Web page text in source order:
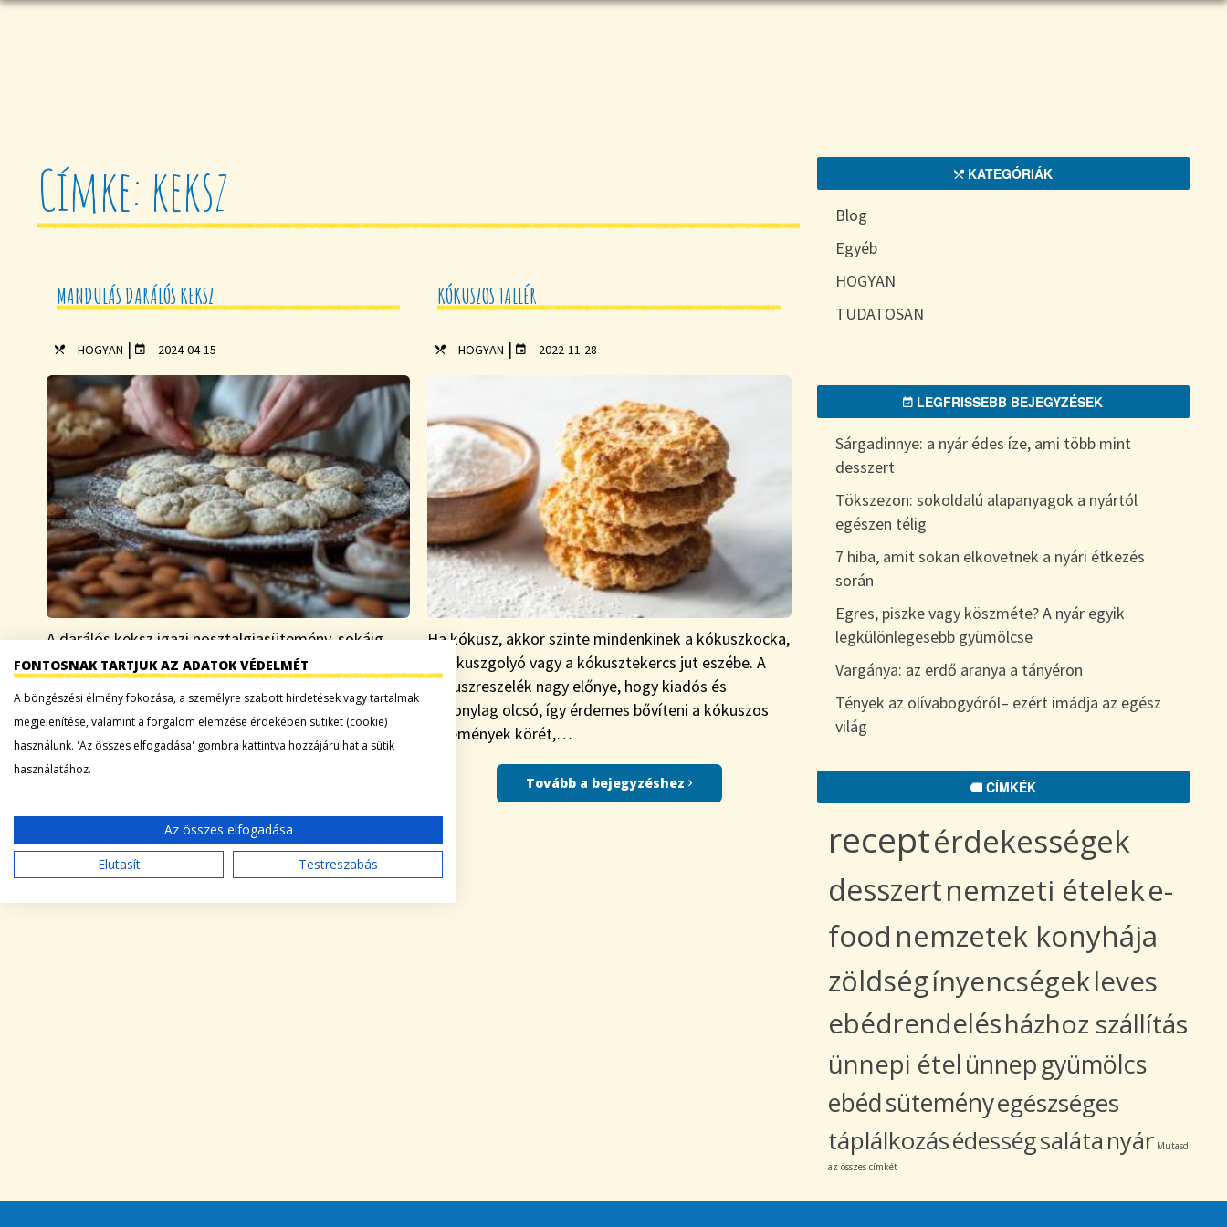
Címke: keksz
MANDULÁS DARÁLÓS KEKSZ
HOGYAN | 2024-04-15
A darálós keksz igazi nosztalgiasütemény, sokáig
állandó szereplője volt a legtöbb családi
eseménynek, esküvőnek, karácsonynak, húsvétnak,
születésnapnak, nagy családi összejövetelnek.
Készült belőle vaníliás és kakaós, néha még csokiba
KÓKUSZOS TALLÉR
HOGYAN | 2022-11-28
Ha kókusz, akkor szinte mindenkinek a kókuszkocka,
a kókuszgolyó vagy a kókusztekercs jut eszébe. A
kókuszreszelék nagy előnye, hogy kiadós és
viszonylag olcsó, így érdemes bővíteni a kókuszos
sütemények körét,…
Tovább a bejegyzéshez
KATEGÓRIÁK
Blog
Egyéb
HOGYAN
TUDATOSAN
LEGFRISSEBB BEJEGYZÉSEK
Sárgadinnye: a nyár édes íze, ami több mint
desszert
Tökszezon: sokoldalú alapanyagok a nyártól
egészen télig
7 hiba, amit sokan elkövetnek a nyári étkezés
során
Egres, piszke vagy köszméte? A nyár egyik
legkülönlegesebb gyümölcse
Vargánya: az erdő aranya a tányéron
Tények az olívabogyóról– ezért imádja az egész
világ
CÍMKÉK
receptérdekességek
desszertnemzeti ételeke-
food nemzetek konyhája
zöldségínyencségekleves
ebédrendelésházhoz szállítás
ünnepi ételünnepgyümölcs
ebédsüteményegészséges
táplálkozásédességsaláta nyár Mutasd
az összes címkét
FONTOSNAK TARTJUK AZ ADATOK VÉDELMÉT
A böngészési élmény fokozása, a személyre szabott hirdetések vagy tartalmak
megjelenítése, valamint a forgalom elemzése érdekében sütiket (cookie)
használunk. 'Az összes elfogadása' gombra kattintva hozzájárulhat a sütik
használatához.
Az összes elfogadása
Elutasít
Testreszabás